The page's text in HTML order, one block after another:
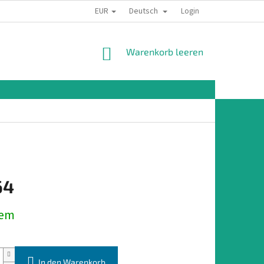
EUR Deutsch Login
WARENKORB
Warenkorb leeren